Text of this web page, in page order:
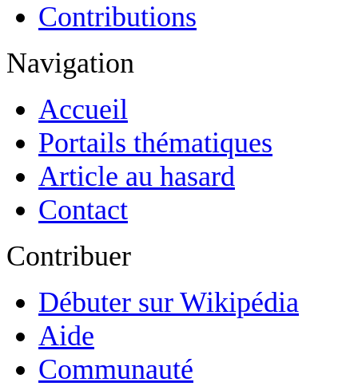
Contributions
Navigation
Accueil
Portails thématiques
Article au hasard
Contact
Contribuer
Débuter sur Wikipédia
Aide
Communauté